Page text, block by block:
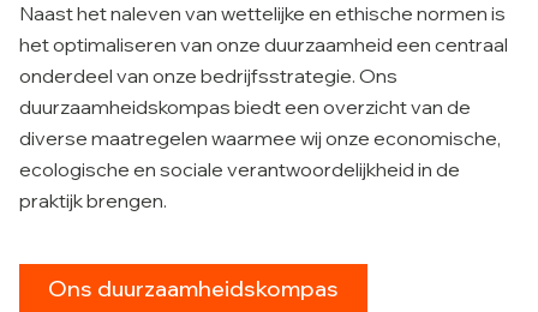
Naast het naleven van wettelijke en ethische normen is
het optimaliseren van onze duurzaamheid een centraal
onderdeel van onze bedrijfsstrategie. Ons
duurzaamheidskompas biedt een overzicht van de
diverse maatregelen waarmee wij onze economische,
ecologische en sociale verantwoordelijkheid in de
praktijk brengen.
Ons duurzaamheidskompas